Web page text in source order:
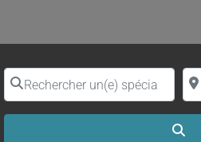
Rechercher un(e) spécialiste par